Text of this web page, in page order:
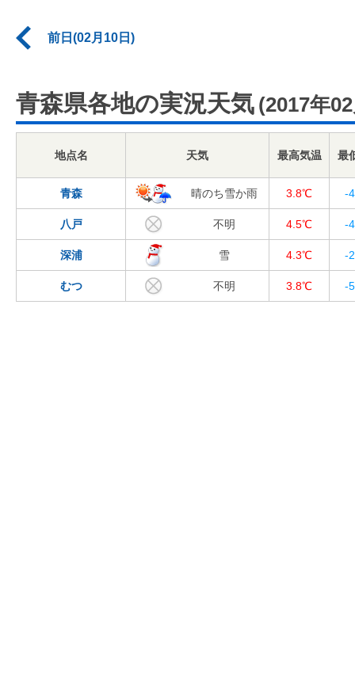
前日(02月10日)
青森県各地の実況天気 (2017年
地点名 天気 最高気温 最
青森 晴のち雪か雨 3.8℃ -
八戸 不明 4.5℃ -
深浦 雪 4.3℃ -
むつ 不明 3.8℃ -